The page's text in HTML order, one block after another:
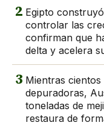
2 Egipto
controlar las
confirman que
delta y acelera
3 Mientras
depuradoras,
toneladas de
restaura de